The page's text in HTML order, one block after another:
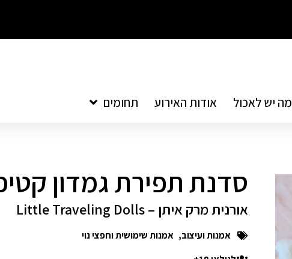
מה יש לאכול אודות האירוע תחומים
סדנת תפירת גמדון
אורנית מרק איתן – Little Traveling Dolls
אמנות ועיצוב, אמנות שימושית וחפצי נוי